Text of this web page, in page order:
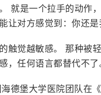
就是一个拉手的动作
让对方感觉到：你还是
触觉越敏感。 那种被
，任何语言都替代不了
德堡大学医院团队在